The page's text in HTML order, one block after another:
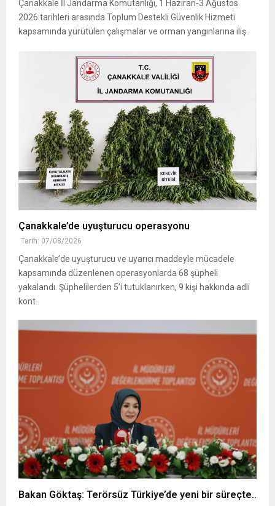
Çanakkale İl Jandarma Komutanlığı, 1 Haziran-3 Ağustos
2026 tarihleri arasında Toplum Destekli Güvenlik Hizmeti
kapsamında yürütülen çalışmalar ve orman yangınlarına iliş..
Çanakkale’de uyuşturucu operasyonu
Tarih: 07/08/2026
Çanakkale’de uyuşturucu ve uyarıcı maddeyle mücadele
kapsamında düzenlenen operasyonlarda 68 şüpheli
yakalandı. Şüphelilerden 5’i tutuklanırken, 9 kişi hakkında adli
kont..
Bakan Göktaş: Terörsüz Türkiye’de yeni bir süreçte..